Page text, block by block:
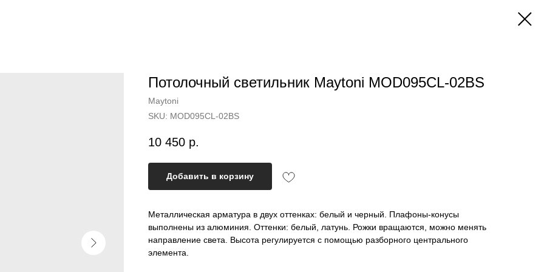
Потолочный светильник Maytoni MOD095CL-02BS
Maytoni
SKU: MOD095CL-02BS
10 450 р.
Добавить в корзину
Металлическая арматура в двух оттенках: белый и черный. Плафоны-конусы
выполнены из алюминия. Оттенки: белый, латунь. Рожки вращаются, можно менять
направление света. Высота регулируется с помощью разборного центрального
элемента.